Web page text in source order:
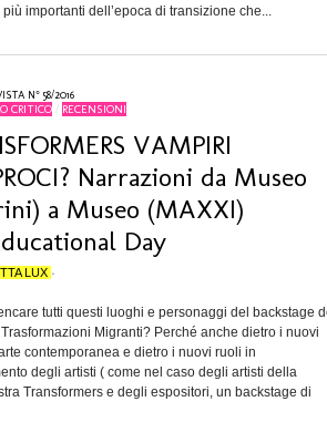
importanti dell’epoca di transizione che...
N° 58/2016
CRITICO/ RECENSIONI
VAMPIRI
Narrazioni da Museo
a Museo (MAXXI)
Day
LUX •
tutti questi luoghi e personaggi del backstage
Migranti? Perché anche dietro i nuovi
contemporanea e dietro i nuovi ruoli in
degli artisti ( come nel caso degli artisti della
Transformers e degli espositori, un backstage di